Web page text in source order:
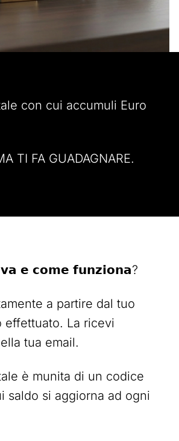
con cui accumuli Euro
TI FA GUADAGNARE.
𝗲 𝗰𝗼𝗺𝗲 𝗳𝘂𝗻𝘇𝗶𝗼𝗻𝗮?
a partire dal tuo
effettuato. La ricevi
tua email.
è munita di un codice
saldo si aggiorna ad ogni